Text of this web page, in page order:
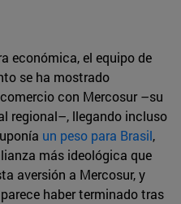
económica, el equipo de
se ha mostrado
con Mercosur –su
regional–, llegando incluso
un peso para Brasil,
más ideológica que
aversión a Mercosur, y
haber terminado tras